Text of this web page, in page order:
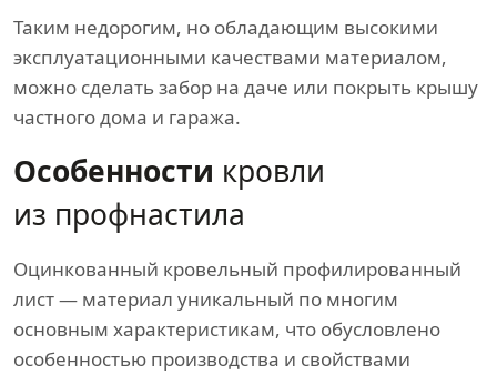
Таким недорогим, но обладающим высокими
эксплуатационными качествами материалом,
можно сделать забор на даче или покрыть крышу
частного дома и гаража.
Особенности кровли
из профнастила
Оцинкованный кровельный профилированный
лист — материал уникальный по многим
основным характеристикам, что обусловлено
особенностью производства и свойствами